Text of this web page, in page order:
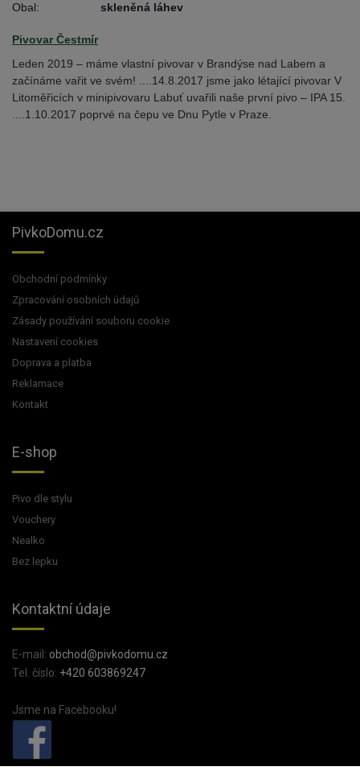
Obal:
skleněná láhev
Pivovar Čestmír
Leden 2019 – máme vlastní pivovar v Brandýse nad Labem a
začínáme vařit ve svém! ....14.8.2017 jsme jako létající pivovar V
Litoměřicích v minipivovaru Labuť uvařili naše první pivo – IPA 15.
....1.10.2017 poprvé na čepu ve Dnu Pytle v Praze.
PivkoDomu.cz
Obchodní podmínky
Zpracování osobních údajů
Zásady používání souboru cookie
Nastavení cookies
Doprava a platba
Reklamace
Kontakt
E-shop
Pivo dle stylu
Vouchery
Nealko
Bez lepku
Kontaktní údaje
E-mail: obchod@pivkodomu.cz
Tel. číslo: +420 603869247
Jsme na Facebooku!